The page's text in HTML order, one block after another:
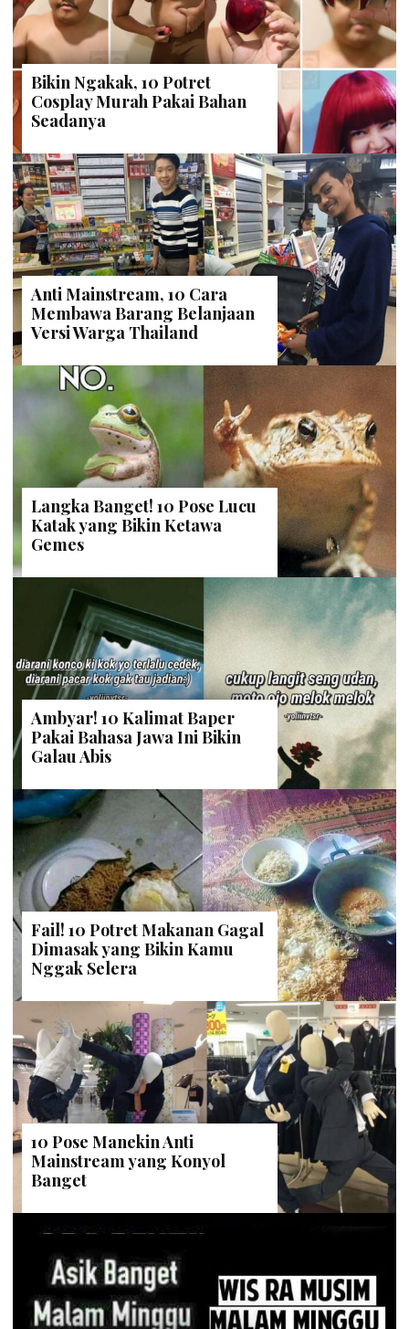
Bikin Ngakak, 10 Potret
Cosplay Murah Pakai Bahan
Seadanya
Anti Mainstream, 10 Cara
Membawa Barang Belanjaan
Versi Warga Thailand
Langka Banget! 10 Pose Lucu
Katak yang Bikin Ketawa
Gemes
Ambyar! 10 Kalimat Baper
Pakai Bahasa Jawa Ini Bikin
Galau Abis
Fail! 10 Potret Makanan Gagal
Dimasak yang Bikin Kamu
Nggak Selera
10 Pose Manekin Anti
Mainstream yang Konyol
Banget